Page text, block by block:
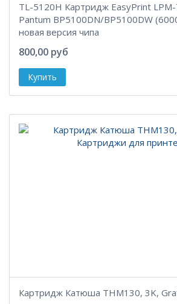
TL-5120H Картридж EasyPrint
Pantum BP5100DN/BP5100DW
новая версия чипа
800,00 руб
Картридж Катюша THM130, 3K,